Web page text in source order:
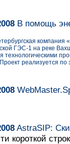
В помощь
компания
ГЭС-1 на реке
технологическими
реализуется
AstraSIP:
короткой